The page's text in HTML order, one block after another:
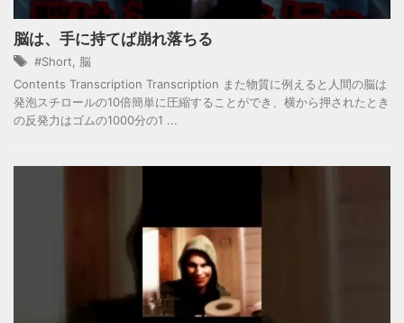
脳は、手に持てば崩れ落ちる
#Short
脳
Contents Transcription Transcription また物質に例えると人間の脳は
発泡スチロールの10倍簡単に圧縮することができ、横から押されたとき
の反発力はゴムの1000分の1 ...